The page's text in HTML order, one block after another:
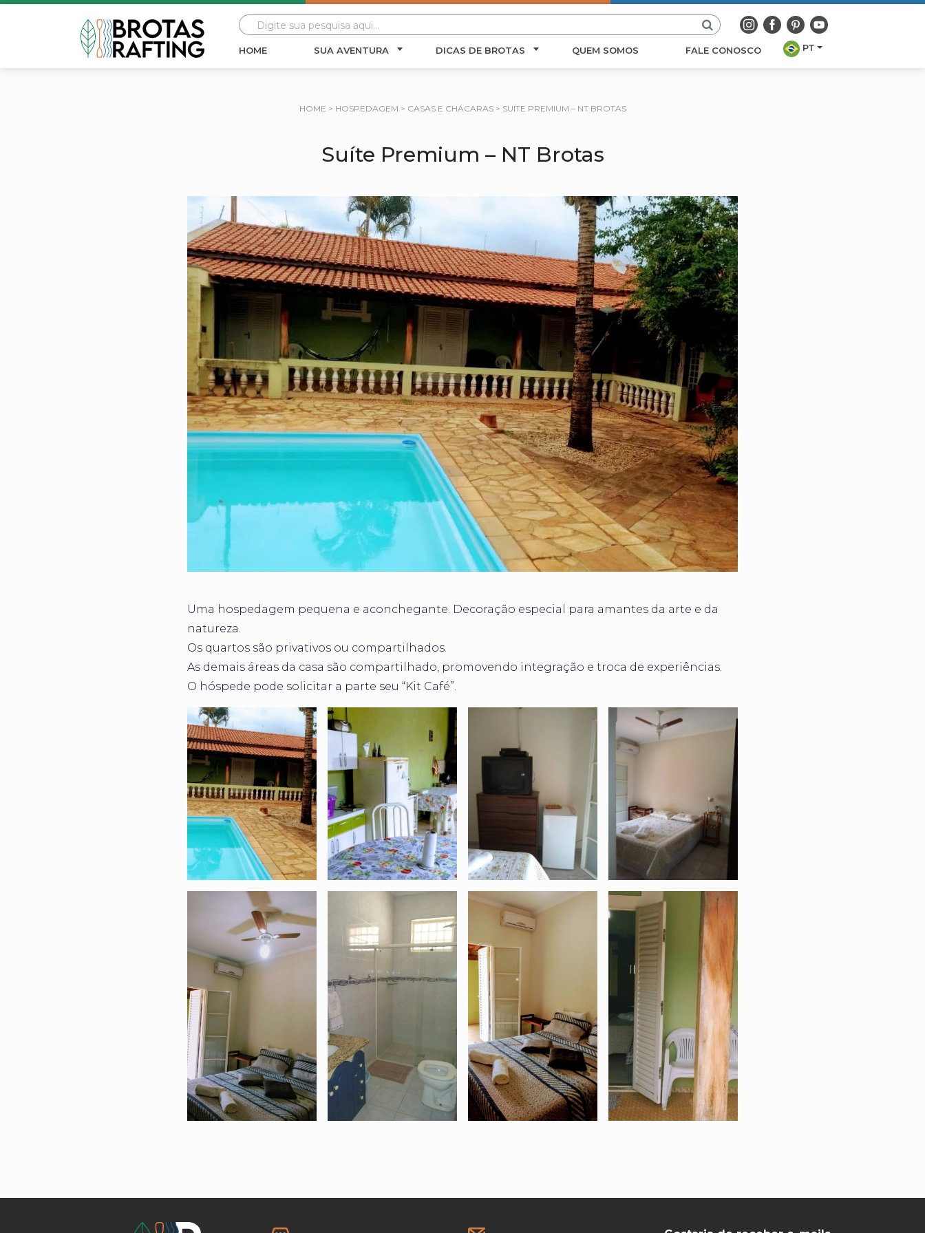
HOME SUA AVENTURA DICAS DE BROTAS QUEM SOMOS FALE CONOSCO PT
HOME > HOSPEDAGEM > CASAS E CHÁCARAS> SUÍTE PREMIUM – NT BROTAS
Suíte Premium – NT Brotas
Uma hospedagem pequena e aconchegante. Decoração especial para amantes da arte e da
natureza.
Os quartos são privativos ou compartilhados.
As demais áreas da casa são compartilhado, promovendo integração e troca de experiências.
O hóspede pode solicitar a parte seu “Kit Café”.